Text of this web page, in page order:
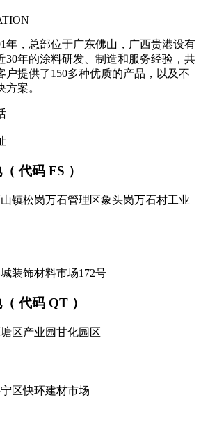
年，总部位于广东佛山，广西贵港设有
30年的涂料研发、制造和服务经验，共
户提供了150多种优质的产品，以及不
案。
代码 FS ）
镇松岗万石管理区象头岗万石村工业
装饰材料市场172号
代码 QT ）
区产业园甘化园区
区快环建材市场